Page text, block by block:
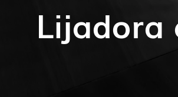
Lijadora